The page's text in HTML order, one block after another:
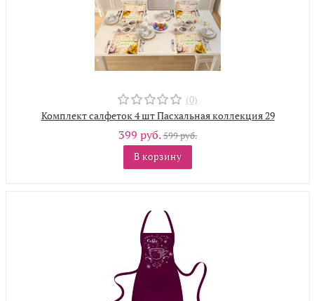
(0)
Комплект салфеток 4 шт Пасхальная коллекция 29
399 руб.599 руб.
В корзину